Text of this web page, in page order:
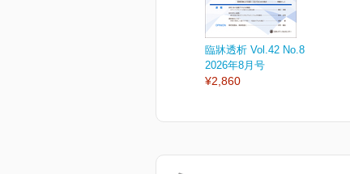
臨牀透析 Vol.42 No.8
2026年8月号
¥2,860